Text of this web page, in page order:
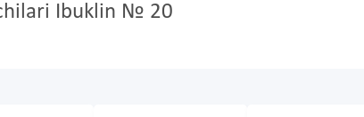
Ibuklin № 20